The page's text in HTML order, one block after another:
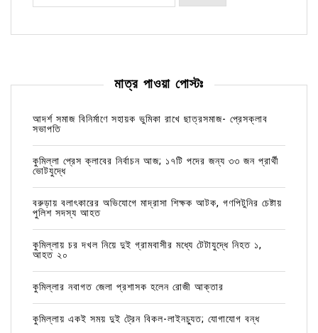
মাত্র পাওয়া পোস্টঃ
আদর্শ সমাজ বিনির্মাণে সহায়ক ভুমিকা রাখে ছাত্রসমাজ- প্রেসক্লাব
সভাপতি
কুমিল্লা প্রেস ক্লাবের নির্বাচন আজ; ১৭টি পদের জন্য ৩৩ জন প্রার্থী
ভোটযুদ্ধে
বরুড়ায় বলাৎকারের অভিযোগে মাদ্রাসা শিক্ষক আটক, গণপিটুনির চেষ্টায়
পুলিশ সদস্য আহত
কুমিল্লায় চর দখল নিয়ে দুই গ্রামবাসীর মধ্যে টেটাযুদ্ধে নিহত ১,
আহত ২০
কুমিল্লার নবাগত জেলা প্রশাসক হলেন রোজী আক্তার
কুমিল্লায় একই সময় দুই ট্রেন বিকল-লাইনচ্যুত; যোগাযোগ বন্ধ